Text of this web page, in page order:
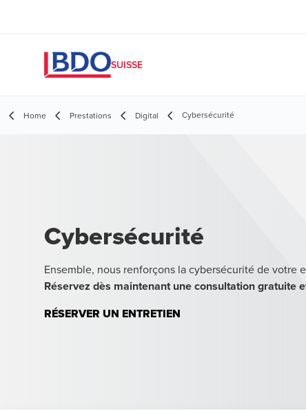
SUISSE
Home Prestations Digital Cybersécurité
Cybersécurité
Ensemble, nous renforçons la cybersécurité de votre
Réservez dès maintenant une consultation gratuite
RÉSERVER UN ENTRETIEN